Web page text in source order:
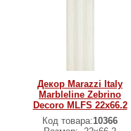
Декор Marazzi Italy
Marbleline Zebrino
Decoro MLFS 22х66.2
Код товара:10366